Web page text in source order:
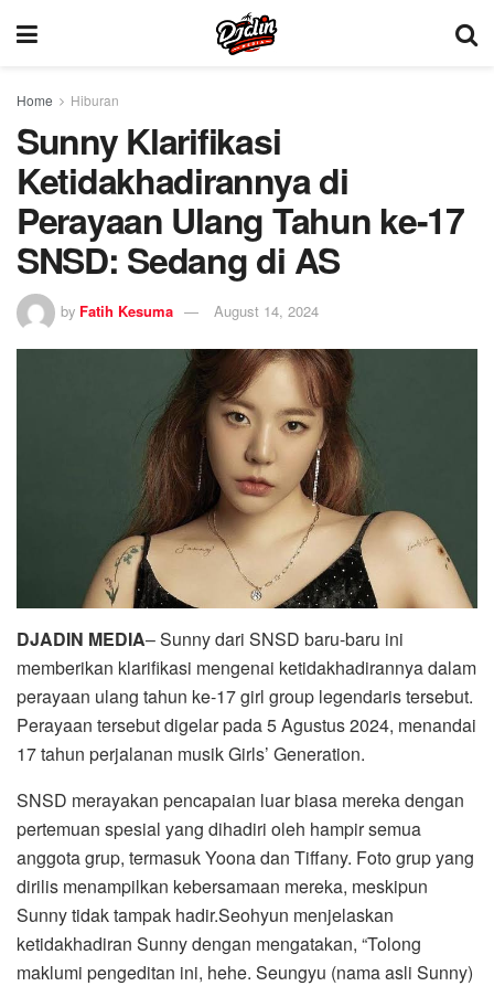
Home Hiburan
Sunny Klarifikasi
Ketidakhadirannya di
Perayaan Ulang Tahun ke-17
SNSD: Sedang di AS
by Fatih Kesuma August 14, 2024
DJADIN MEDIA– Sunny dari SNSD baru-baru ini
memberikan klarifikasi mengenai ketidakhadirannya dalam
perayaan ulang tahun ke-17 girl group legendaris tersebut.
Perayaan tersebut digelar pada 5 Agustus 2024, menandai
17 tahun perjalanan musik Girls’ Generation.
SNSD merayakan pencapaian luar biasa mereka dengan
pertemuan spesial yang dihadiri oleh hampir semua
anggota grup, termasuk Yoona dan Tiffany. Foto grup yang
dirilis menampilkan kebersamaan mereka, meskipun
Sunny tidak tampak hadir.Seohyun menjelaskan
ketidakhadiran Sunny dengan mengatakan, “Tolong
maklumi pengeditan ini, hehe. Seungyu (nama asli Sunny)